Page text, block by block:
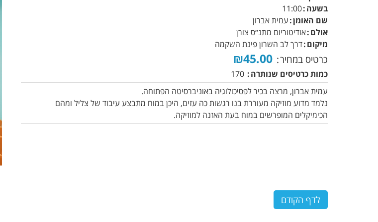
בשעה 11:00
שם האומן עמית אברון
אולם אודיטוריום מתנ״ס צורן
מיקום דרך לב השרון פינת השקמה
כרטיס במחיר
כמות כרטיסים שנותרה
170
עמית אברון, מרצה בכיר לפסיכולוגיה באוניברסיטה הפתוחה.
נלמד מדוע מוזיקה מעוררת בנו רגשות כה עזים, היכן במוח מתבצע עיבוד של צליל ומהם
הכימיקלים המופרשים במוח בעת האזנה למוזיקה.
לדף הקודם